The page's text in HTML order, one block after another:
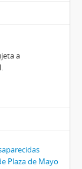
a
Plaza de Mayo